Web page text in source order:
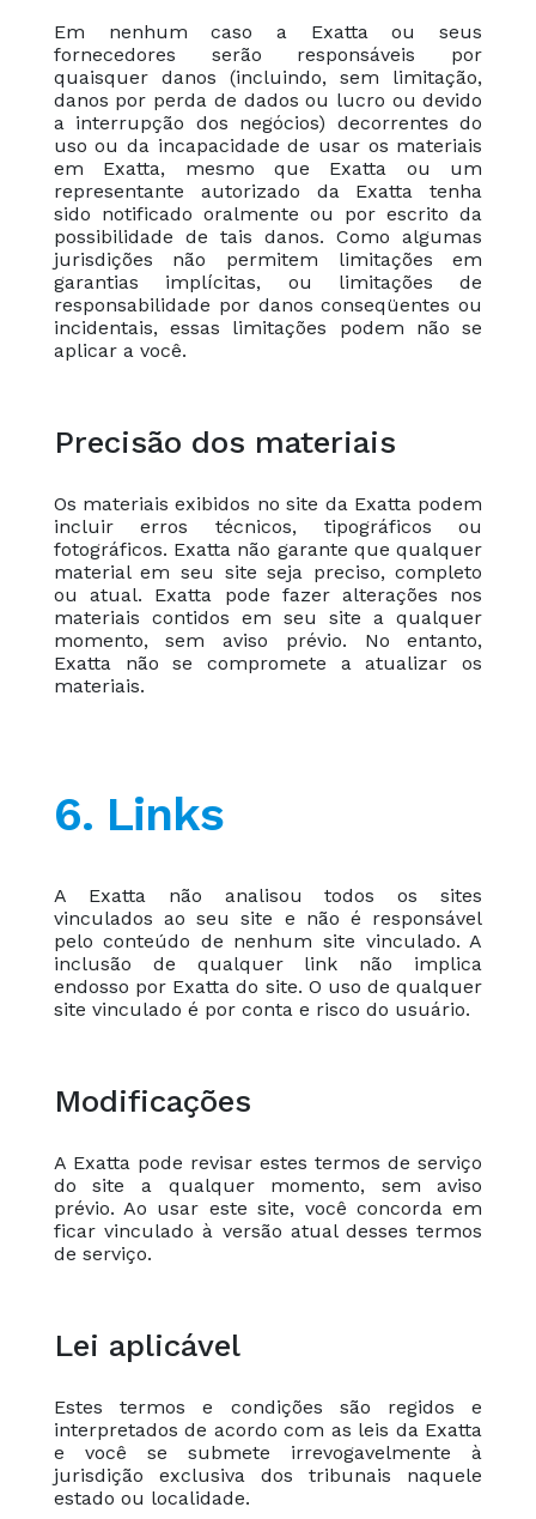
Em nenhum caso a Exatta ou seus
fornecedores serão responsáveis ​​por
quaisquer danos (incluindo, sem limitação,
danos por perda de dados ou lucro ou devido
a interrupção dos negócios) decorrentes do
uso ou da incapacidade de usar os materiais
em Exatta, mesmo que Exatta ou um
representante autorizado da Exatta tenha
sido notificado oralmente ou por escrito da
possibilidade de tais danos. Como algumas
jurisdições não permitem limitações em
garantias implícitas, ou limitações de
responsabilidade por danos conseqüentes ou
incidentais, essas limitações podem não se
aplicar a você.
Precisão dos materiais
Os materiais exibidos no site da Exatta podem
incluir erros técnicos, tipográficos ou
fotográficos. Exatta não garante que qualquer
material em seu site seja preciso, completo
ou atual. Exatta pode fazer alterações nos
materiais contidos em seu site a qualquer
momento, sem aviso prévio. No entanto,
Exatta não se compromete a atualizar os
materiais.
6. Links
A Exatta não analisou todos os sites
vinculados ao seu site e não é responsável
pelo conteúdo de nenhum site vinculado. A
inclusão de qualquer link não implica
endosso por Exatta do site. O uso de qualquer
site vinculado é por conta e risco do usuário.
Modificações
A Exatta pode revisar estes termos de serviço
do site a qualquer momento, sem aviso
prévio. Ao usar este site, você concorda em
ficar vinculado à versão atual desses termos
de serviço.
Lei aplicável
Estes termos e condições são regidos e
interpretados de acordo com as leis da Exatta
e você se submete irrevogavelmente à
jurisdição exclusiva dos tribunais naquele
estado ou localidade.